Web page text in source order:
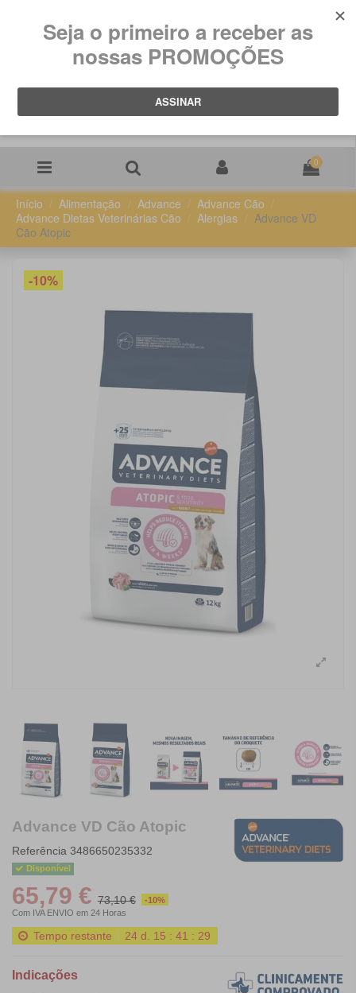
0
Início Alimentação Advance
Advance Cão
Advance Dietas Veterinárias Cão
Alergias
Advance VD
Cão Atopic
-10%
Advance VD Cão Atopic
Referência 3486650235332
Disponível
65,79 € 73,10 €
-10%
Com IVA ENVIO em 24 Horas
Tempo restante 24 d. 15 :41 : 27
Indicações